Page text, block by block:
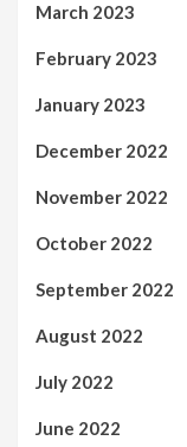
March 2023
February 2023
January 2023
December 2022
November 2022
October 2022
September 2022
August 2022
July 2022
June 2022